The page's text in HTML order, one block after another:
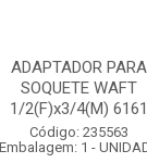
BOLSA PARA
FERRAMENTAS
BRASFORT FECHADA
18BOLSOS 7559
Código: 312401